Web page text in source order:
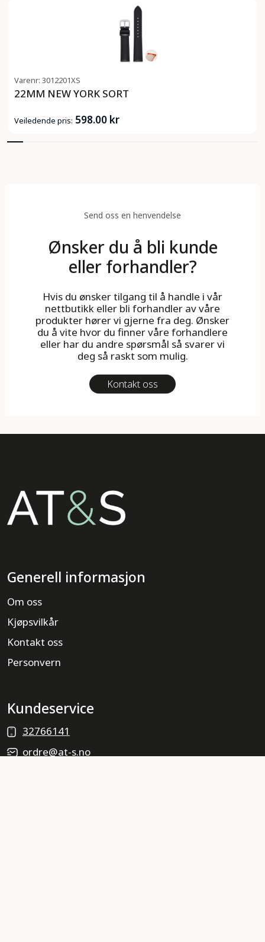
Varenr: 3012201XS
22MM NEW YORK SORT
Veiledende pris: 598.00 kr
Send oss en henvendelse
Ønsker du å bli kunde
eller forhandler?
Hvis du ønsker tilgang til å handle i vår
nettbutikk eller bli forhandler av våre
produkter hører vi gjerne fra deg. Ønsker
du å vite hvor du finner våre forhandlere
eller har du andre spørsmål så svarer vi
deg så raskt som mulig.
Kontakt oss
Generell informasjon
Om oss
Kjøpsvilkår
Kontakt oss
Personvern
Kundeservice
32766141
ordre@at-s.no